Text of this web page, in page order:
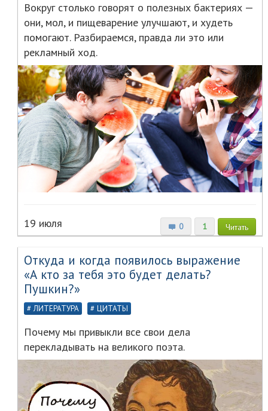
Вокруг столько говорят о полезных бактериях —
они, мол, и пищеварение улучшают, и худеть
помогают. Разбираемся, правда ли это или
рекламный ход.
0 1 Читать
19 июля
Откуда и когда появилось выражение
«А кто за тебя это будет делать?
Пушкин?»
ЛИТЕРАТУРА ЦИТАТЫ
Почему мы привыкли все свои дела
перекладывать на великого поэта.